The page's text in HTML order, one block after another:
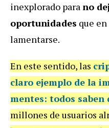
inexplorado parano
oportunidades que
lamentarse.
En este sentido, las
claro ejemplo de la
mentes: todos saben
millones de usuarios